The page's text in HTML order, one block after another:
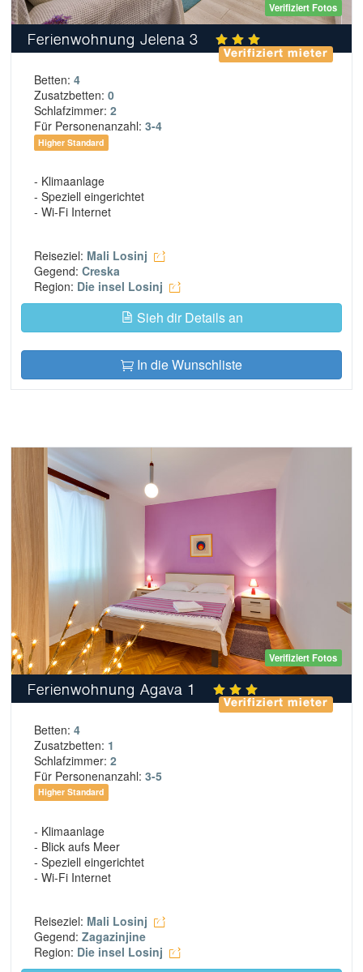
Verifiziert Fotos
Ferienwohnung Jelena 3
Verifiziert mieter
Betten: 4
Zusatzbetten: 0
Schlafzimmer: 2
Für Personenanzahl: 3-4
Higher Standard
- Klimaanlage
- Speziell eingerichtet
- Wi-Fi Internet
Reiseziel: Mali Losinj
Gegend: Creska
Region: Die insel Losinj
Sieh dir Details an
In die Wunschliste
Verifiziert Fotos
Ferienwohnung Agava 1
Verifiziert mieter
Betten: 4
Zusatzbetten: 1
Schlafzimmer: 2
Für Personenanzahl: 3-5
Higher Standard
- Klimaanlage
- Blick aufs Meer
- Speziell eingerichtet
- Wi-Fi Internet
Reiseziel: Mali Losinj
Gegend: Zagazinjine
Region: Die insel Losinj